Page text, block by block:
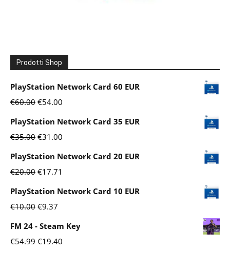
Prodotti Shop
PlayStation Network Card 60 EUR
€60.00 Il
prezzo
originale
€54.00
prezzo
PlayStation Network Card 35 EUR
€35.00 Il
prezzo
originale
€31.00
prezzo
PlayStation Network Card 20 EUR
€20.00 Il
prezzo
originale
€17.71
prezzo
€17.71.
PlayStation Network Card 10 EUR
€10.00 Il
prezzo
originale
€9.37
prezzo
attuale
FM 24 - Steam Key
€54.99 Il
€19.40